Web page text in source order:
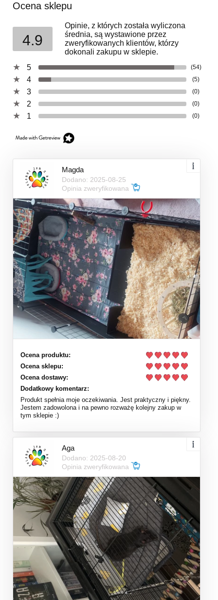
Ocena sklepu
4.9
Opinie, z których została wyliczona
średnia, są wystawione przez
zweryfikowanych klientów, którzy
dokonali zakupu w sklepie.
5
(54)
4 (5)
3 (0)
2 (0)
1 (0)
Magda
Dodano: 2025-08-25
Opinia zweryfikowana
Ocena produktu:
Ocena sklepu:
Ocena dostawy:
Dodatkowy komentarz:
Produkt spełnia moje oczekiwania. Jest praktyczny i piękny.
Jestem zadowolona i na pewno rozważę kolejny zakup w
tym sklepie :)
Aga
Dodano: 2025-08-20
Opinia zweryfikowana